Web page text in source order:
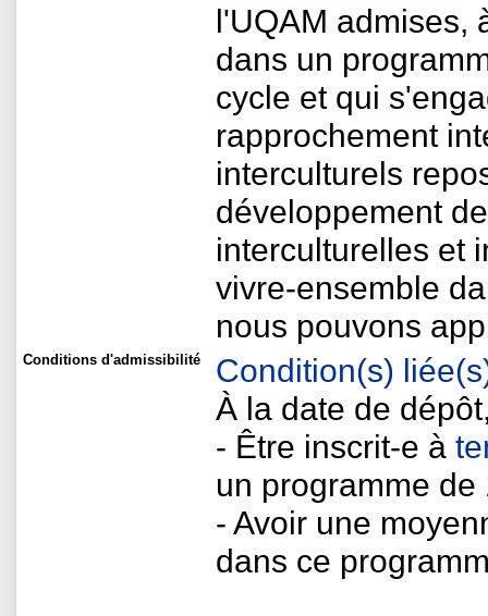
l'UQAM admises,
dans un
cycle et qui
rapprochement
interculturels
développement
interculturelles et
vivre-ensemble
nous pouvons
Conditions d'admissibilité
Condition(s)
À la date de
- Être inscrit-e à
un programme
- Avoir une
dans ce